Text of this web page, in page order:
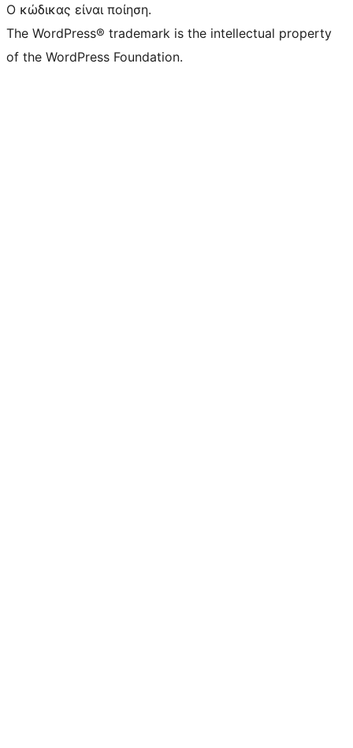
Ο κώδικας είναι ποίηση.
The WordPress® trademark is the intellectual property
of the WordPress Foundation.